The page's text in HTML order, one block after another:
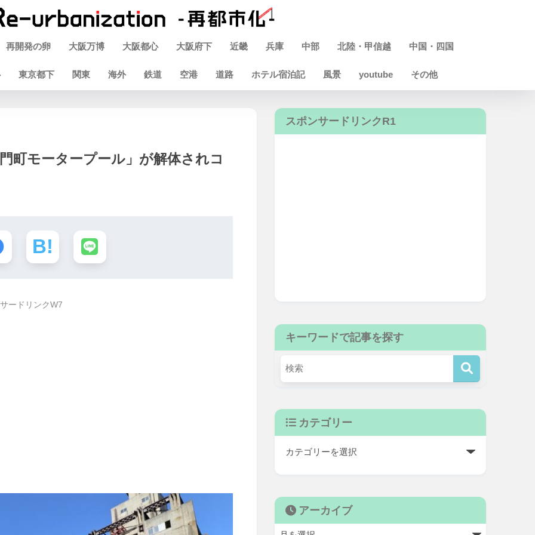
再開発の卵 大阪万博 大阪都心 大阪府下 近畿 兵庫 中部 北陸・甲信越 中国・四国
東京都下 関東 海外 鉄道 空港 道路 ホテル宿泊記 風景 youtube その他
町モータープール」が解体されコ
ードリンクW7
スポンサードリンクR1
キーワードで記事を探す
カテゴリー
アーカイブ